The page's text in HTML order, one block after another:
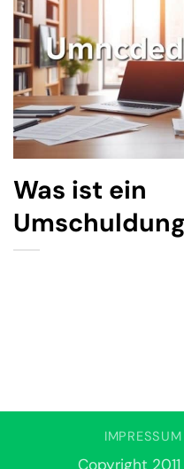
Was ist ein
IMPRESSUM
Copyright